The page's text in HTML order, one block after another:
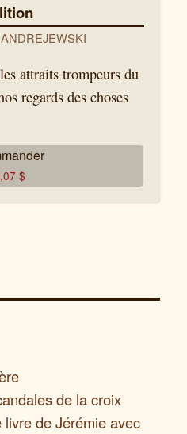
attraits trompeurs du
regards des choses
$
de la croix
de Jérémie avec